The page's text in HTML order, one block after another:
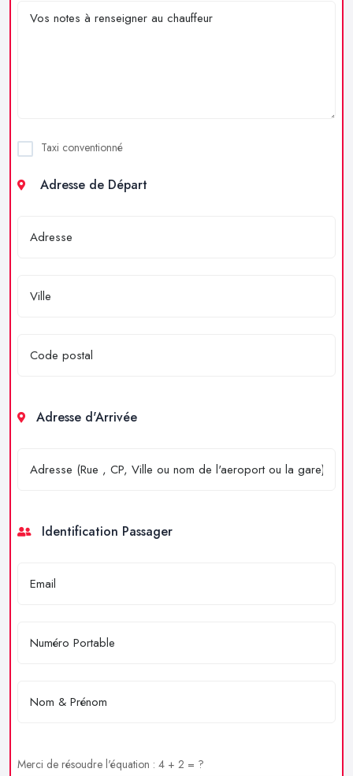
Taxi conventionné
Adresse de Départ
Adresse d'Arrivée
Identification Passager
Merci de résoudre l'équation : 4 + 2 = ?